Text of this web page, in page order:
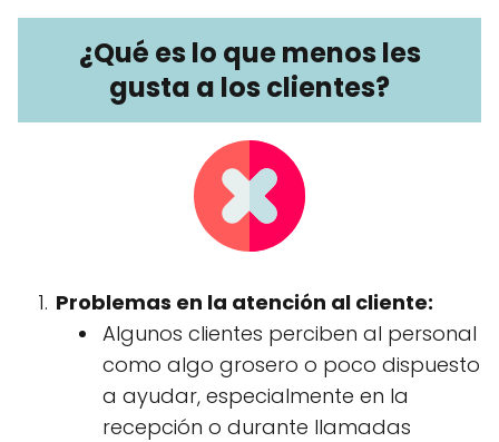
¿Qué es lo que menos les
gusta a los clientes?
Problemas en la atención al cliente:
Algunos clientes perciben al personal
como algo grosero o poco dispuesto
a ayudar, especialmente en la
recepción o durante llamadas